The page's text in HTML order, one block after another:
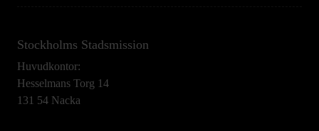
Stockholms Stadsmission
Huvudkontor:
Hesselmans Torg 14
131 54 Nacka